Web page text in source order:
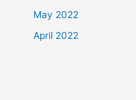
May 2022
April 2022